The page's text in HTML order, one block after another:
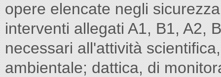
opere elencate negli
interventi allegati A1, B1, A2,
necessari all'attività
ambientale; dattica, di